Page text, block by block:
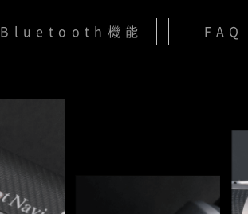
Bluetooth機能 FAQ